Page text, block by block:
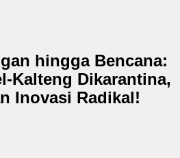
hingga Bencana:
Kalteng Dikarantina,
Inovasi Radikal!